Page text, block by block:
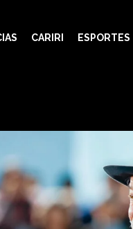
CARIRI ESPORTES